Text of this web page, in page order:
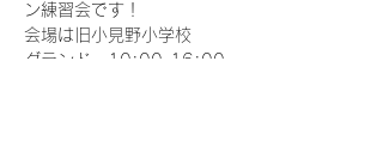
ン練習会です！
会場は旧小見野小学校
グランド　10:00-16:00